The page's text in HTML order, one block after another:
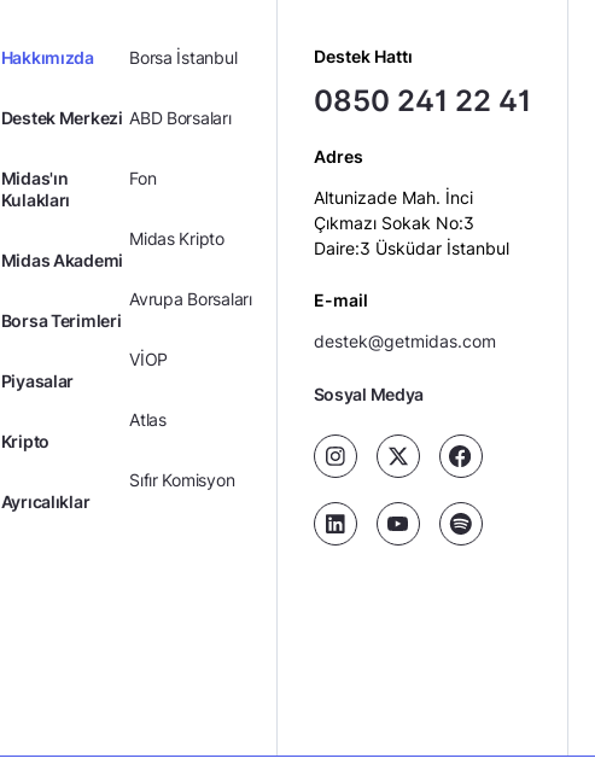
Hakkımızda
Destek Merkezi
Midas'ın
Kulakları
Midas Akademi
Borsa Terimleri
Piyasalar
Kripto
Ayrıcalıklar
Borsa İstanbul
ABD Borsaları
Fon
Midas Kripto
Avrupa Borsaları
VİOP
Atlas
Sıfır Komisyon
Destek Hattı
0850 241 22 41
Adres
Altunizade Mah. İnci
Çıkmazı Sokak No:3
Daire:3 Üsküdar İstanbul
E-mail
destek@getmidas.com
Sosyal Medya